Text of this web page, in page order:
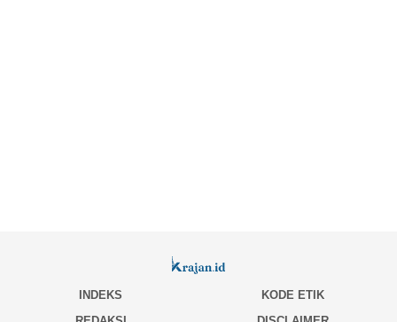
INDEKS
KODE ETIK